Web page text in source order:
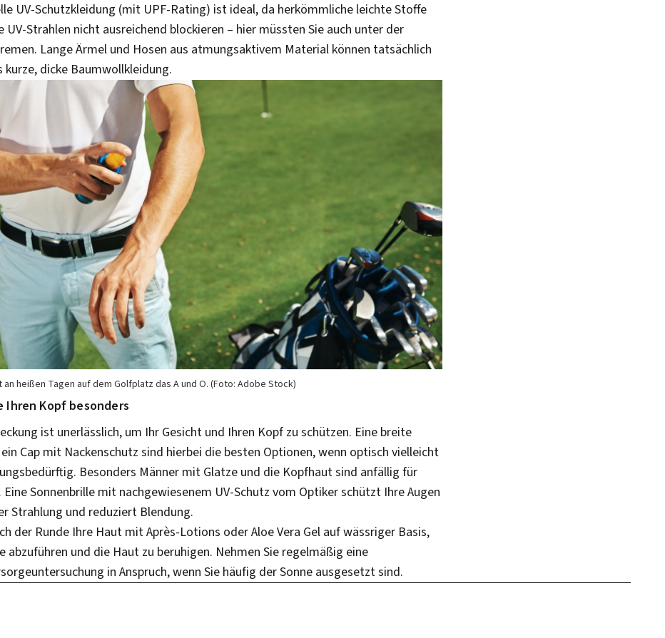
UV-Schutzkleidung (mit UPF-Rating) ist ideal, da herkömmliche leichte Stoffe
UV-Strahlen nicht ausreichend blockieren – hier müssten Sie auch unter der
Lange Ärmel und Hosen aus atmungsaktivem Material können tatsächlich
kurze, dicke Baumwollkleidung.
heißen Tagen auf dem Golfplatz das A und O. (Foto: Adobe Stock)
Ihren Kopf besonders
ist unerlässlich, um Ihr Gesicht und Ihren Kopf zu schützen. Eine breite
Cap mit Nackenschutz sind hierbei die besten Optionen, wenn optisch vielleicht
Besonders Männer mit Glatze und die Kopfhaut sind anfällig für
Eine Sonnenbrille mit nachgewiesenem UV-Schutz vom Optiker schützt Ihre Augen
Strahlung und reduziert Blendung.
der Runde Ihre Haut mit Après-Lotions oder Aloe Vera Gel auf wässriger Basis,
abzuführen und die Haut zu beruhigen. Nehmen Sie regelmäßig eine
in Anspruch, wenn Sie häufig der Sonne ausgesetzt sind.